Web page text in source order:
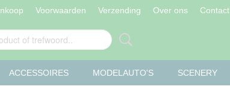
Voorwaarden Verzending Over ons Contact
ACCESSOIRES MODELAUTO'S SCENERY